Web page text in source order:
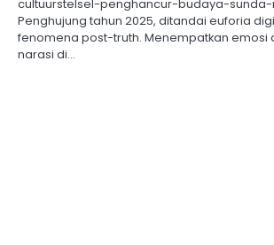
cultuurstelsel-penghancur-budaya-
Penghujung tahun 2025, ditandai euforia
fenomena post-truth. Menempatkan emosi
narasi di…